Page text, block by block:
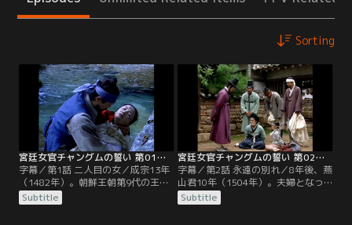
Sorting
宮廷女官チャングムの誓い 第01話／字幕
字幕／第1話 二人目の女／成宗13年
（1482年）。朝鮮王朝第9代の王、
成宗（ソンジョン）は品行の悪さを
理由に元妃ユンを毒殺。現場に立ち
Subtitle
宮廷女官チャングムの誓い 第02話／字幕
字幕／第2話 永遠の別れ／8年後、燕
山君10年（1504年）。夫婦となっ
たチョンスとミョンイは白丁（ペク
チョン）の身分を称し、一人娘チャ
Subtitle